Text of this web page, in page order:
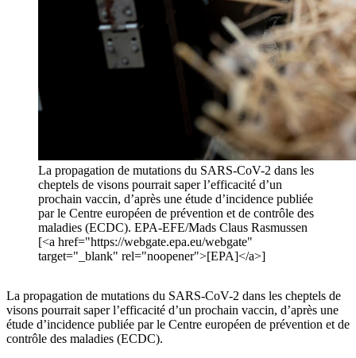
La propagation de mutations du SARS-CoV-2 dans les
cheptels de visons pourrait saper l’efficacité d’un
prochain vaccin, d’après une étude d’incidence publiée
par le Centre européen de prévention et de contrôle des
maladies (ECDC). EPA-EFE/Mads Claus Rasmussen
[<a href="https://webgate.epa.eu/webgate"
target="_blank" rel="noopener">[EPA]</a>]
La propagation de mutations du SARS-CoV-2 dans les cheptels de
visons pourrait saper l’efficacité d’un prochain vaccin, d’après une
étude d’incidence publiée par le Centre européen de prévention et de
contrôle des maladies (ECDC).